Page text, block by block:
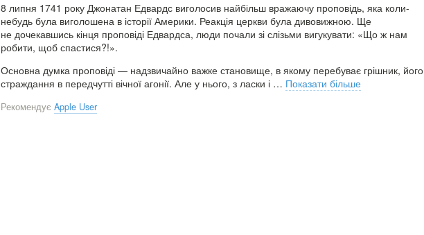
8 липня 1741 року Джонатан Едвардс виголосив найбільш вражаючу проповідь, яка коли-
небудь була виголошена в історії Америки. Реакція церкви була дивовижною. Ще
не дочекавшись кінця проповіді Едвардса, люди почали зі слізьми вигукувати: «Що ж нам
робити, щоб спастися?!».
Основна думка проповіді — надзвичайно важке становище, в якому перебуває грішник, його
страждання в передчутті вічної агонії. Але у нього, з ласки і … Показати більше
Рекомендує Apple User